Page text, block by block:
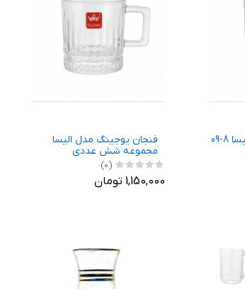
لیوان يوجينگ مدل اليسا 8-09
فنجان يوجينگ مدل اليسا
مجموعه شش عددی
(0)
1,150,000 تومان